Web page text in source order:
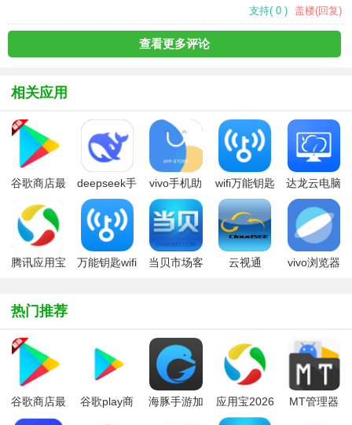
支持( 0 ) 盖楼(回复)
查看更多评论
相关应用
谷歌商店最
包2026最新
版
deepseek手
机版下载安
卓2026最新
版
vivo手机助
手(vivo应用
商店)
wifi万能钥匙
2026最新版
达龙云电脑
手机版免费
版
腾讯应用宝
万能钥匙wifi
当贝市场客
云视通
vivo浏览器
热门推荐
谷歌商店最
新版本安装
谷歌play商
海豚手游加
应用宝2026
MT管理器